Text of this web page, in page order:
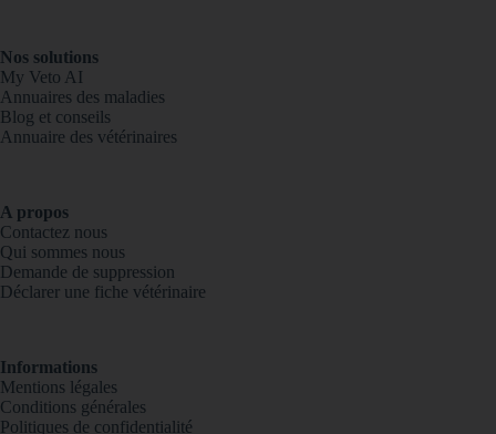
Nos solutions
My Veto AI
Annuaires des maladies
Blog et conseils
Annuaire des vétérinaires
A propos
Contactez nous
Qui sommes nous
Demande de suppression
Déclarer une fiche vétérinaire
Informations
Mentions légales
Conditions générales
Politiques de confidentialité